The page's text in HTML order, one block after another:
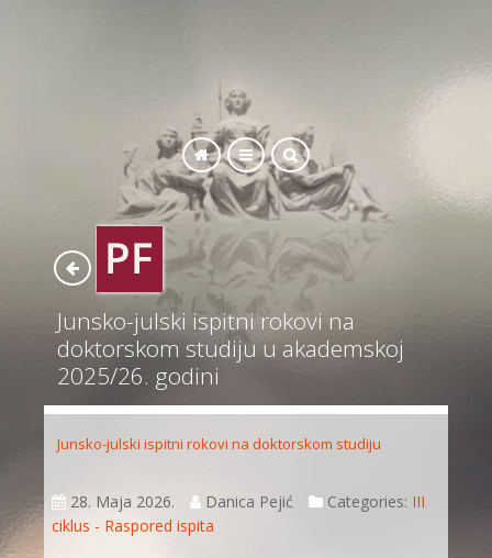
Junsko-julski ispitni rokovi na
doktorskom studiju u akademskoj
2025/26. godini
Junsko-julski ispitni rokovi na doktorskom studiju
28. Maja 2026. Danica Pejić Categories: III
ciklus - Raspored ispita